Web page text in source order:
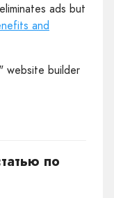
ads but
and
website builder
по